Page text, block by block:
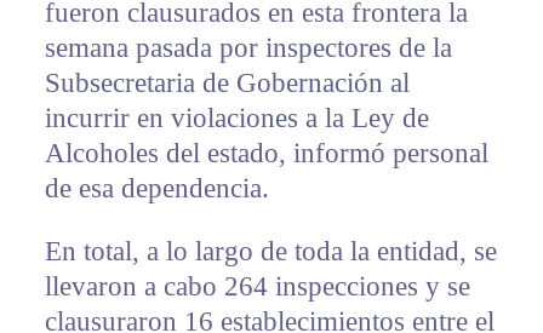
fueron clausurados en esta frontera la
semana pasada por inspectores de la
Subsecretaria de Gobernación al
incurrir en violaciones a la Ley de
Alcoholes del estado, informó personal
de esa dependencia.
En total, a lo largo de toda la entidad, se
llevaron a cabo 264 inspecciones y se
clausuraron 16 establecimientos entre el